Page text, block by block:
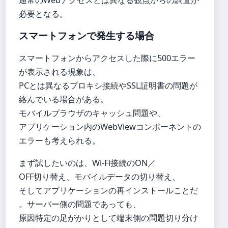
必要となる。
スマートフォンで発生する場合
スマートフォンからアクセスした際に500エラー
が表示される現象は、
PCとは異なるプロキシ接続やSSL証明書の問題が
絡んでいる場合がある。
モバイルブラウザのキャッシュ問題や、
アプリケーション内のWebViewコンポーネントの
エラーも考えられる。
まず試したいのは、Wi-Fi接続のON／
OFF切り替え、モバイルデータの切り替え、
そしてアプリケーションの再インストールことだ
。サーバー側の問題であっても、
原因特定の足がかりとして端末側の問題切り分け